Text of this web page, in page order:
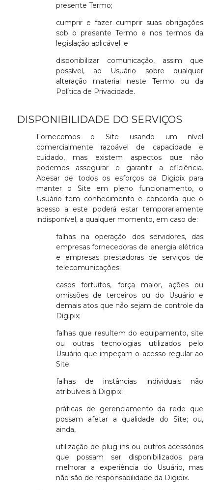
presente Termo;
cumprir e fazer cumprir suas obrigações
sob o presente Termo e nos termos da
legislação aplicável; e
disponibilizar comunicação, assim que
possível, ao Usuário sobre qualquer
alteração material neste Termo ou da
Política de Privacidade.
DISPONIBILIDADE DO SERVIÇOS
Fornecemos o Site usando um nível
comercialmente razoável de capacidade e
cuidado, mas existem aspectos que não
podemos assegurar e garantir a eficiência.
Apesar de todos os esforços da Digipix para
manter o Site em pleno funcionamento, o
Usuário tem conhecimento e concorda que o
acesso a este poderá estar temporariamente
indisponível, a qualquer momento, em caso de:
falhas na operação dos servidores, das
empresas fornecedoras de energia elétrica
e empresas prestadoras de serviços de
telecomunicações;
casos fortuitos, força maior, ações ou
omissões de terceiros ou do Usuário e
demais atos que não sejam de controle da
Digipix;
falhas que resultem do equipamento, site
ou outras tecnologias utilizados pelo
Usuário que impeçam o acesso regular ao
Site;
falhas de instâncias individuais não
atribuíveis à Digipix;
práticas de gerenciamento da rede que
possam afetar a qualidade do Site; ou,
ainda,
utilização de plug-ins ou outros acessórios
que possam ser disponibilizados para
melhorar a experiência do Usuário, mas
não são de responsabilidade da Digipix.